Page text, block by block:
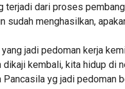
terjadi dari proses
sudah menghasilkan,
yang jadi pedoman kerja
dikaji kembali, kita hidup di
Pancasila yg jadi pedoman